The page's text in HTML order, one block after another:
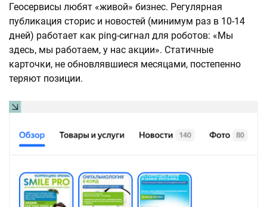
Геосервисы любят «живой» бизнес. Регулярная
публикация сторис и новостей (минимум раз в 10-14
дней) работает как ping-сигнал для роботов: «Мы
здесь, мы работаем, у нас акции». Статичные
карточки, не обновлявшиеся месяцами, постепенно
теряют позиции.